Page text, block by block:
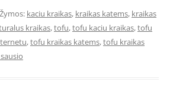
kaciu kraikas, kraikas katems, kraikas
kraikas,tofu,tofu kaciu kraikas,tofu
,tofu kraikas katems,tofu kraikas